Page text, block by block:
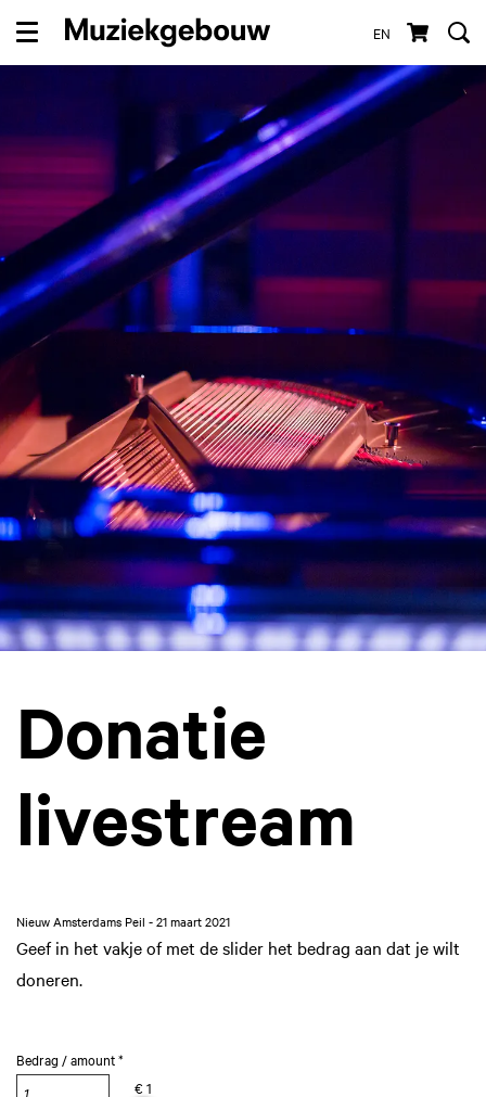
EN
Menu
Donatie
livestream
Nieuw Amsterdams Peil - 21 maart 2021
Geef in het vakje of met de slider het bedrag aan dat je wilt
doneren.
Bedrag / amount *
€ 1